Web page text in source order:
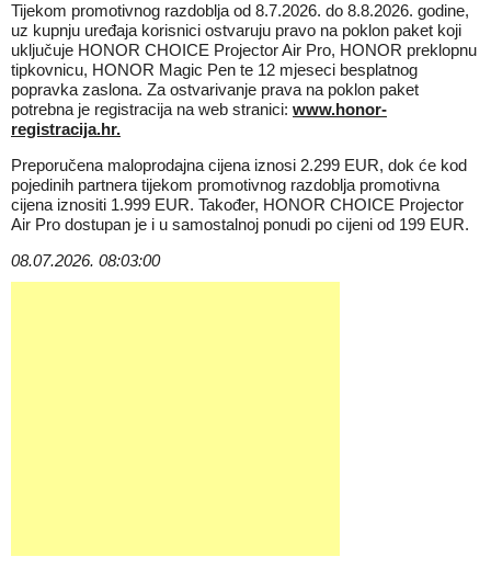
Tijekom promotivnog razdoblja od 8.7.2026. do 8.8.2026. godine,
uz kupnju uređaja korisnici ostvaruju pravo na poklon paket koji
uključuje HONOR CHOICE Projector Air Pro, HONOR preklopnu
tipkovnicu, HONOR Magic Pen te 12 mjeseci besplatnog
popravka zaslona. Za ostvarivanje prava na poklon paket
potrebna je registracija na web stranici: www.honor-
registracija.hr.
Preporučena maloprodajna cijena iznosi 2.299 EUR, dok će kod
pojedinih partnera tijekom promotivnog razdoblja promotivna
cijena iznositi 1.999 EUR. Također, HONOR CHOICE Projector
Air Pro dostupan je i u samostalnoj ponudi po cijeni od 199 EUR.
08.07.2026. 08:03:00